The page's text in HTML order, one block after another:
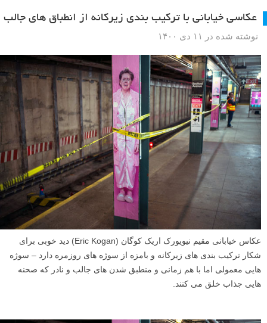
عکاسی خیابانی با ترکیب بندی زیرکانه از انطباق های جالب
نوشته شده در ۱۱ دی ۱۴۰۰
عکاس خیابانی مقیم نیویورک اریک کوگان (Eric Kogan) دید خوبی برای
شکار ترکیب بندی های زیرکانه و بامزه از سوژه های روزمره دارد – سوژه
هایی معمولی اما با هم زمانی و منطبق شدن های جالب و نادر که صحنه
هایی جذاب خلق می کنند.